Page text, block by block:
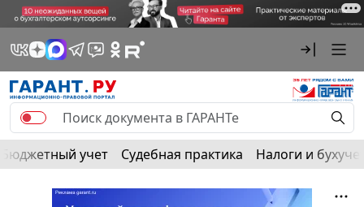
Бюджетный учет Судебная практика Налоги и